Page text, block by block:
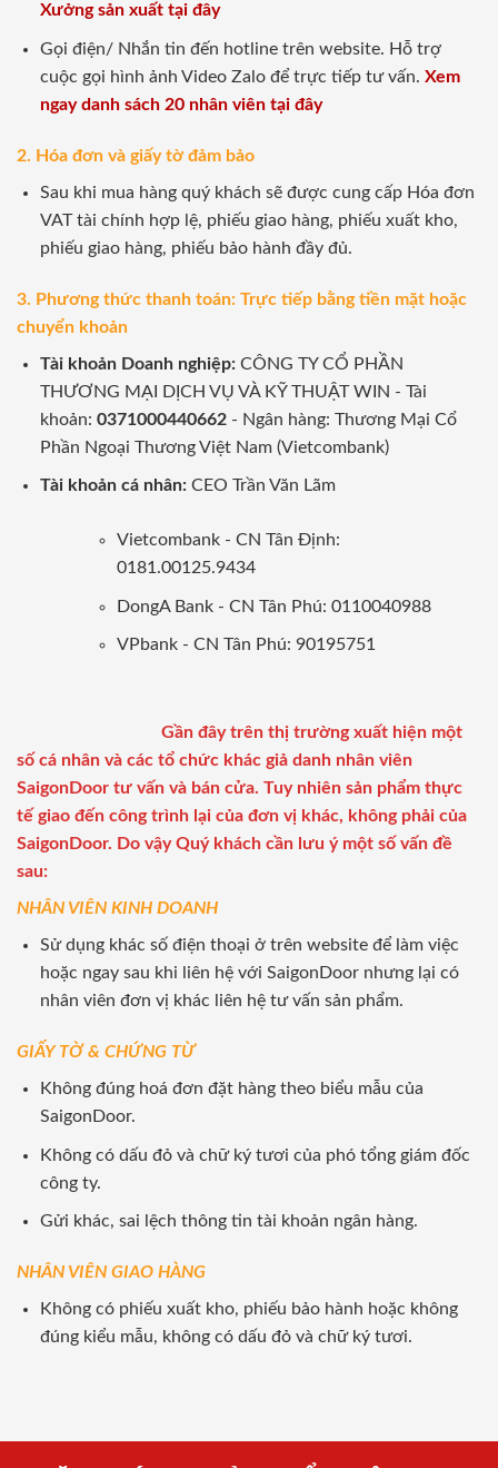
Xưởng sản xuất tại đây
Gọi điện/ Nhắn tin đến hotline trên website. Hỗ trợ
cuộc gọi hình ảnh Video Zalo để trực tiếp tư vấn. Xem
ngay danh sách 20 nhân viên tại đây
2. Hóa đơn và giấy tờ đảm bảo
Sau khi mua hàng quý khách sẽ được cung cấp Hóa đơn
VAT tài chính hợp lệ, phiếu giao hàng, phiếu xuất kho,
phiếu giao hàng, phiếu bảo hành đầy đủ.
3. Phương thức thanh toán: Trực tiếp bằng tiền mặt hoặc
chuyển khoản
Tài khoản Doanh nghiệp:CÔNG TY CỔ PHẦN
THƯƠNG MẠI DỊCH VỤ VÀ KỸ THUẬT WIN - Tài
khoản: 0371000440662- Ngân hàng: Thương Mại Cổ
Phần Ngoại Thương Việt Nam (Vietcombank)
Tài khoản cá nhân: CEO Trần Văn Lãm
Vietcombank - CN Tân Định:
0181.00125.9434
DongA Bank - CN Tân Phú: 0110040988
VPbank - CN Tân Phú: 90195751
Gần đây trên thị trường xuất hiện một
số cá nhân và các tổ chức khác giả danh nhân viên
SaigonDoor tư vấn và bán cửa. Tuy nhiên sản phẩm thực
tế giao đến công trình lại của đơn vị khác, không phải của
SaigonDoor. Do vậy Quý khách cần lưu ý một số vấn đề
sau:
NHÂN VIÊN KINH DOANH
Sử dụng khác số điện thoại ở trên website để làm việc
hoặc ngay sau khi liên hệ với SaigonDoor nhưng lại có
nhân viên đơn vị khác liên hệ tư vấn sản phẩm.
GIẤY TỜ & CHỨNG TỪ
Không đúng hoá đơn đặt hàng theo biểu mẫu của
SaigonDoor.
Không có dấu đỏ và chữ ký tươi của phó tổng giám đốc
công ty.
Gửi khác, sai lệch thông tin tài khoản ngân hàng.
NHÂN VIÊN GIAO HÀNG
Không có phiếu xuất kho, phiếu bảo hành hoặc không
đúng kiểu mẫu, không có dấu đỏ và chữ ký tươi.